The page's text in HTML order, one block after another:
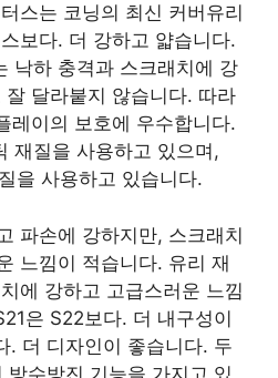
스는 코닝의 최신 커버유리
보다. 더 강하고 얇습니다.
낙하 충격과 스크래치에 강
달라붙지 않습니다. 따라
레이의 보호에 우수합니다.
재질을 사용하고 있으며,
을 사용하고 있습니다.
파손에 강하지만, 스크래치
느낌이 적습니다. 유리 재
에 강하고 고급스러운 느낌
은 S22보다. 더 내구성이
. 더 디자인이 좋습니다. 두
수방진 기능을 가지고 있